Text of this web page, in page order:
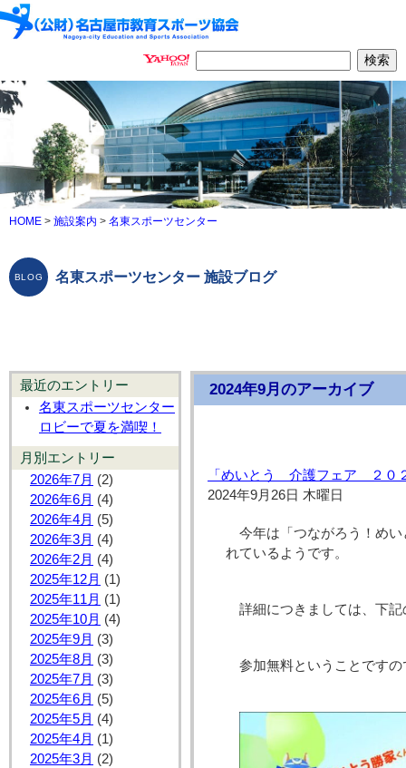
HOME > 施設案内 > 名東スポーツセンター
名東スポーツセンター 施設ブログ
最近のエントリー
名東スポーツセンター
ロビーで夏を満喫！
月別エントリー
2026年7月 (2)
2026年6月 (4)
2026年4月 (5)
2026年3月 (4)
2026年2月 (4)
2025年12月 (1)
2025年11月 (1)
2025年10月 (4)
2025年9月 (3)
2025年8月 (3)
2025年7月 (3)
2025年6月 (5)
2025年5月 (4)
2025年4月 (1)
2025年3月 (2)
2024年9月のアーカイブ
「めいとう 介護フェア ２０
2024年9月26日 木曜日
今年は「つながろう！め
れているようです。
詳細につきましては、下
参加無料ということです